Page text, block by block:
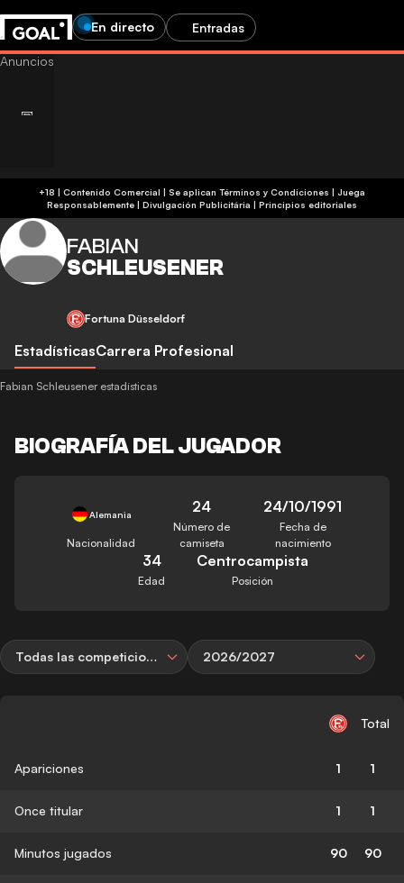
En directo Entradas
+18 | Contenido Comercial | Se aplican Términos y Condiciones | Juega
Responsablemente | Divulgación Publicitária | Principios editoriales
FABIAN
SCHLEUSENER
Fortuna Düsseldorf
EstadísticasCarrera Profesional
Fabian Schleusener estadísticas
BIOGRAFÍA DEL JUGADOR
Alemania
Nacionalidad
24
Número de
camiseta
24/10/1991
Fecha de
nacimiento
34
Edad
Centrocampista
Posición
Todas las competiciones 2026/2027
Total
Apariciones 1 1
Once titular 1 1
Minutos jugados 90 90